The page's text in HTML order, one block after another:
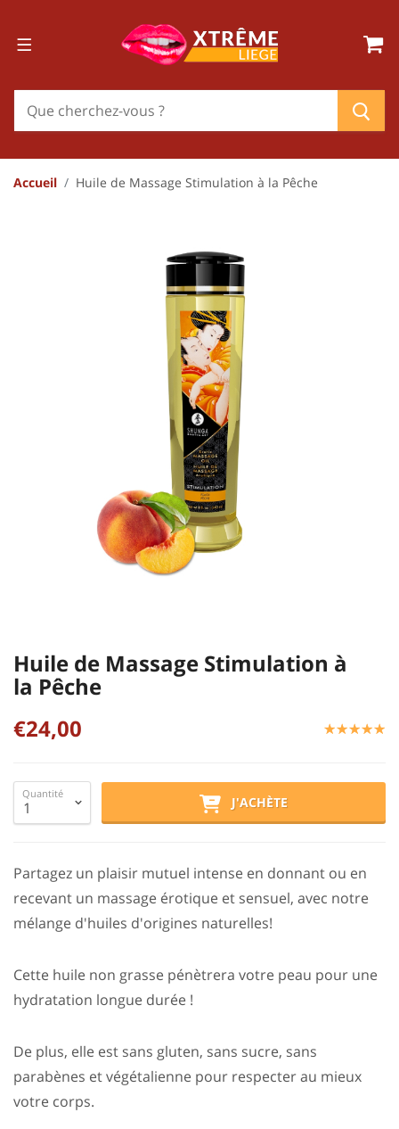
Accueil Huile de Massage Stimulation à la Pêche
Huile de Massage Stimulation à
la Pêche
€24,00
☆☆☆☆☆
★★★★★
Quantité
J'ACHÈTE
Partagez un plaisir mutuel intense en donnant ou en
recevant un massage érotique et sensuel, avec notre
mélange d'huiles d'origines naturelles!
Cette huile non grasse pénètrera votre peau pour une
hydratation longue durée !
De plus, elle est sans gluten, sans sucre, sans
parabènes et végétalienne pour respecter au mieux
votre corps.